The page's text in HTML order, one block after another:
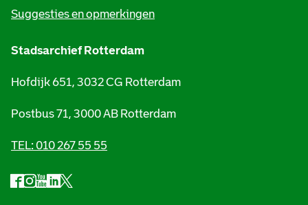
Suggesties en opmerkingen
Stadsarchief Rotterdam
Hofdijk 651, 3032 CG Rotterdam
Postbus 71, 3000 AB Rotterdam
TEL: 010 267 55 55
S F
a
I
n
Y
o
L
i